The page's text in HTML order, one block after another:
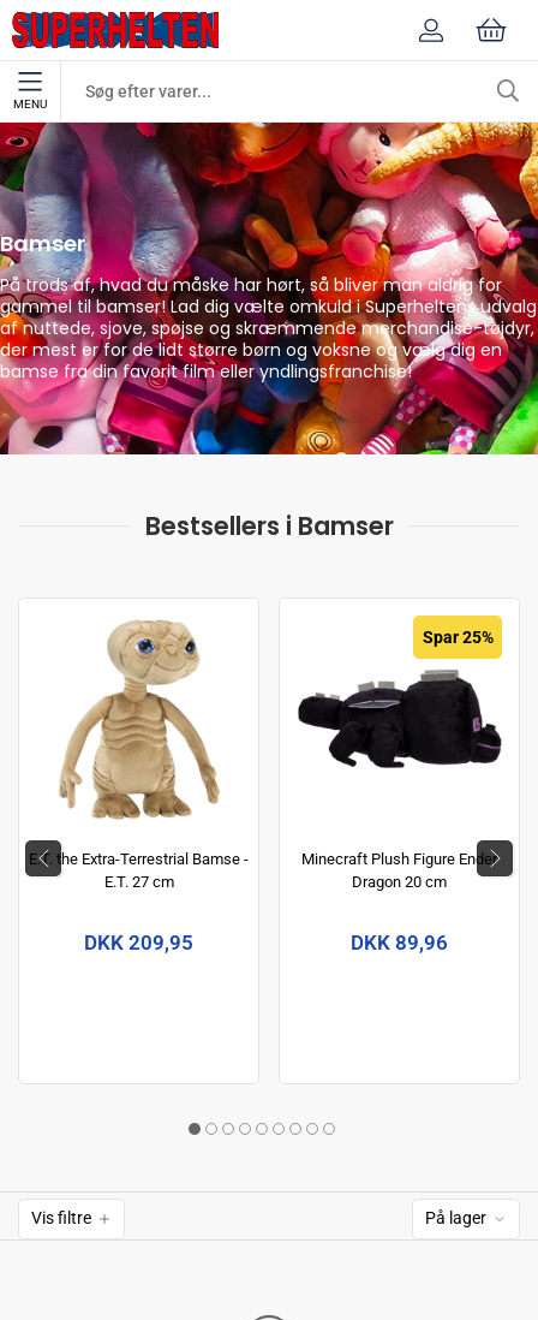
MENU
Merchandise Bamser
Bamser
På trods af, hvad du måske har hørt, så bliver man aldrig for
gammel til bamser! Lad dig vælte omkuld i Superheltens udvalg
af nuttede, sjove, spøjse og skræmmende merchandise-tøjdyr,
der mest er for de lidt større børn og voksne og vælg dig en
bamse fra din favorit film eller yndlingsfranchise!
Bestsellers i Bamser
E.T. the Extra-Terrestrial Bamse -
E.T. 27 cm
DKK 209,95
Spar 25%
Minecraft Plush Figure Ender
Dragon 20 cm
DKK 89,96
Vis filtre På lager